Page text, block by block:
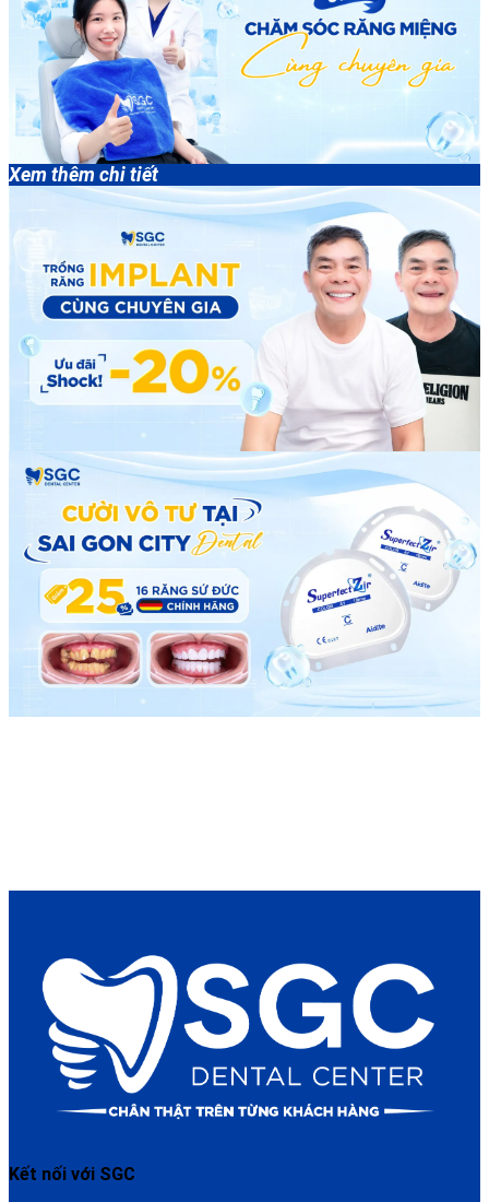
Xem thêm chi tiết
Kết nối với SGC